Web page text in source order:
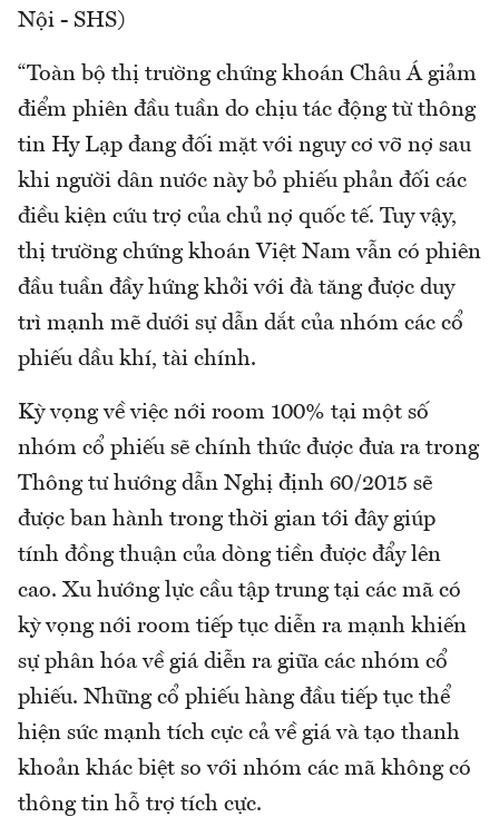
Nội - SHS)
“Toàn bộ thị trường chứng khoán Châu Á giảm
điểm phiên đầu tuần do chịu tác động từ thông
tin Hy Lạp đang đối mặt với nguy cơ vỡ nợ sau
khi người dân nước này bỏ phiếu phản đối các
điều kiện cứu trợ của chủ nợ quốc tế. Tuy vậy,
thị trường chứng khoán Việt Nam vẫn có phiên
đầu tuần đầy hứng khởi với đà tăng được duy
trì mạnh mẽ dưới sự dẫn dắt của nhóm các cổ
phiếu dầu khí, tài chính.
Kỳ vọng về việc nới room 100% tại một số
nhóm cổ phiếu sẽ chính thức được đưa ra trong
Thông tư hướng dẫn Nghị định 60/2015 sẽ
được ban hành trong thời gian tới đây giúp
tính đồng thuận của dòng tiền được đẩy lên
cao. Xu hướng lực cầu tập trung tại các mã có
kỳ vọng nới room tiếp tục diễn ra mạnh khiến
sự phân hóa về giá diễn ra giữa các nhóm cổ
phiếu. Những cổ phiếu hàng đầu tiếp tục thể
hiện sức mạnh tích cực cả về giá và tạo thanh
khoản khác biệt so với nhóm các mã không có
thông tin hỗ trợ tích cực.